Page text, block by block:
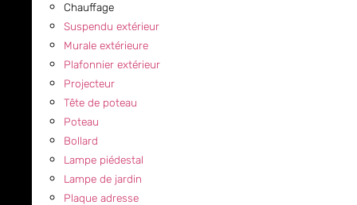
Chauffage
Suspendu extérieur
Murale extérieure
Plafonnier extérieur
Projecteur
Tête de poteau
Poteau
Bollard
Lampe piédestal
Lampe de jardin
Plaque adresse